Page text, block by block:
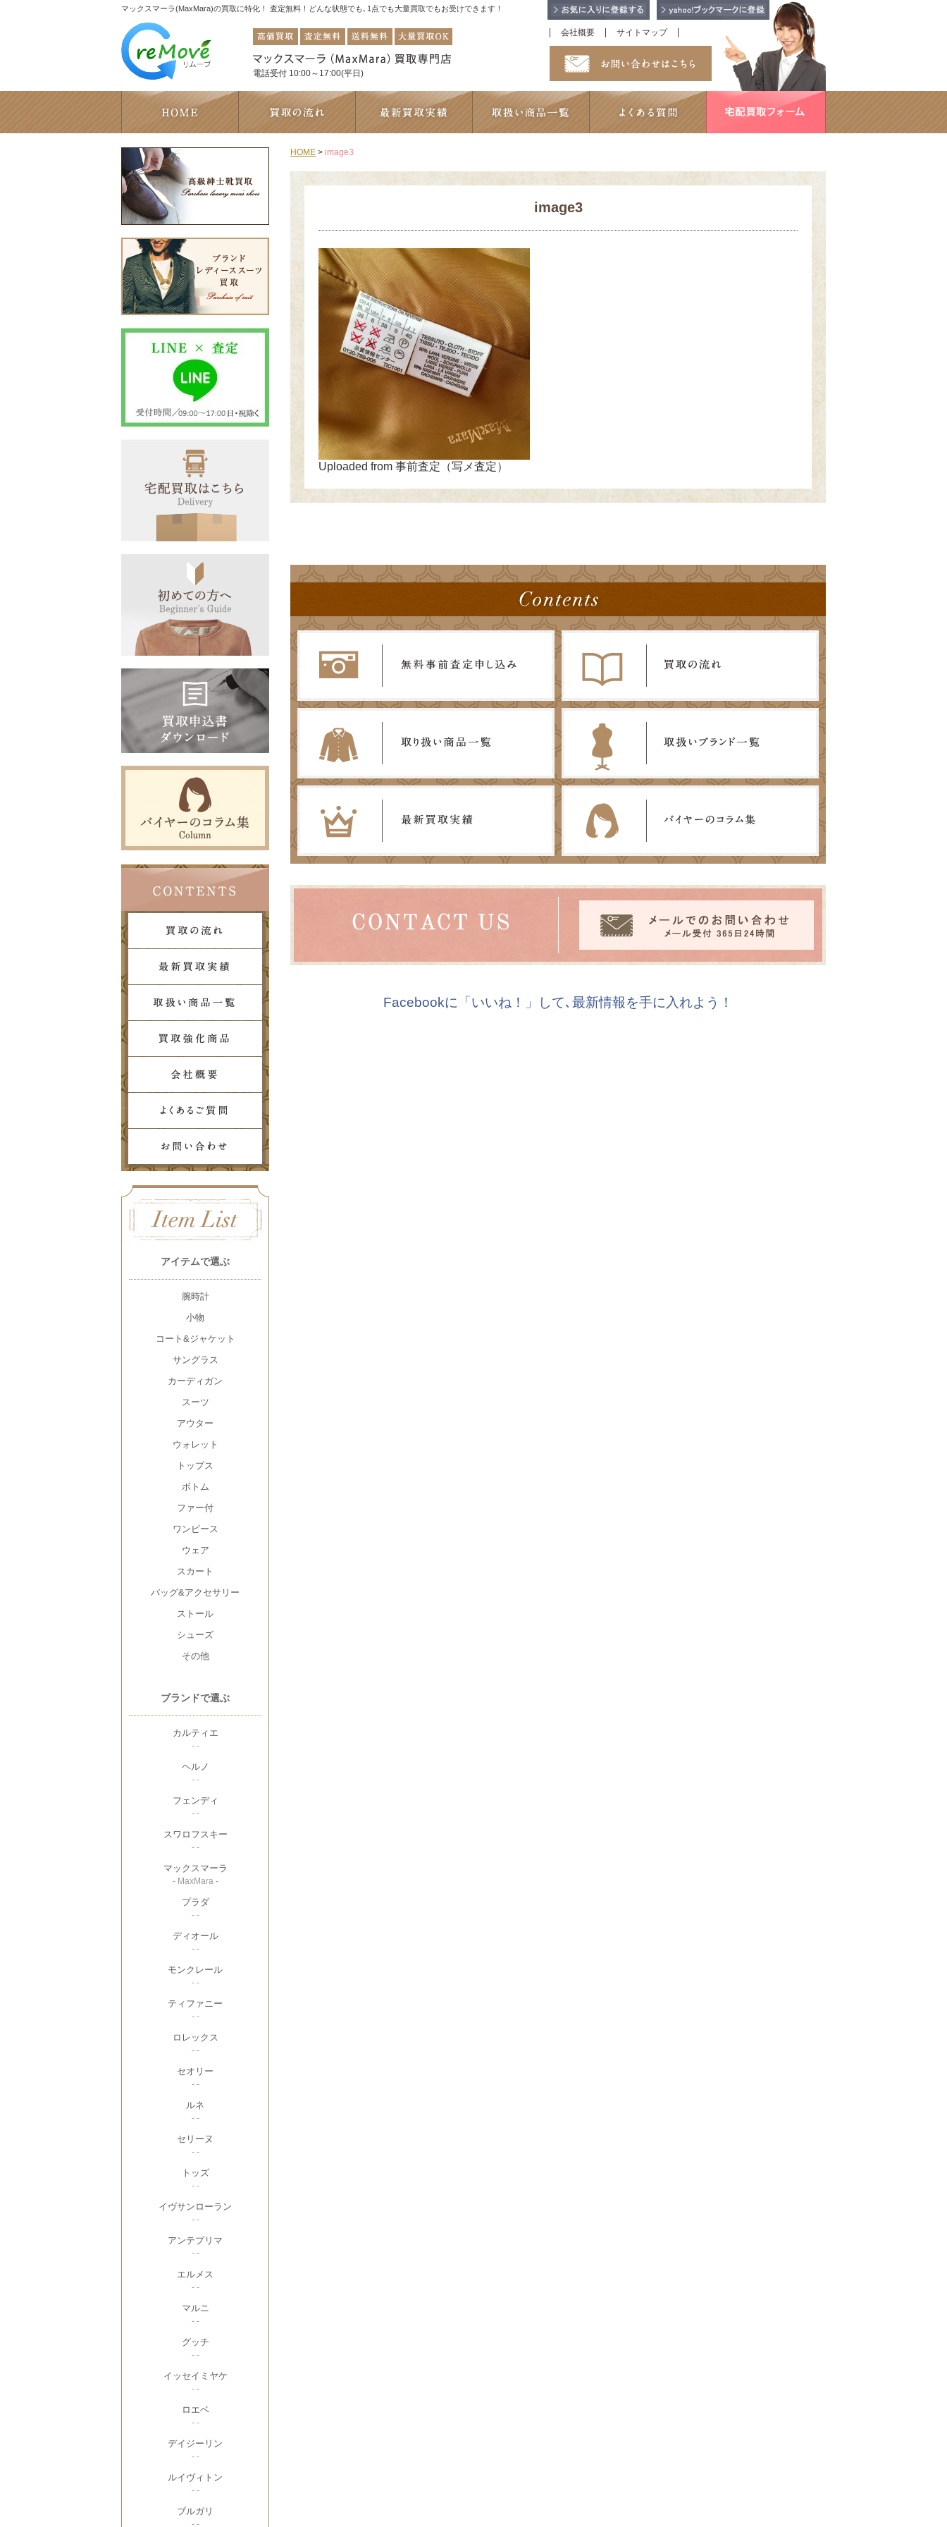
マックスマーラ(MaxMara)の買取に特化！ 査定無料！どんな状態でも､1点でも大量買取でもお受けできます！
電話受付 10:00～17:00(平日)
会社概要 サイトマップ
HOME > image3
image3
Uploaded from 事前査定（写メ査定）
Facebookに「いいね！」して､最新情報を手に入れよう！
アイテムで選ぶ
腕時計
小物
コート&ジャケット
サングラス
カーディガン
スーツ
アウター
ウォレット
トップス
ボトム
ファー付
ワンピース
ウェア
スカート
バッグ&アクセサリー
ストール
シューズ
その他
ブランドで選ぶ
カルティエ
- -
ヘルノ
- -
フェンディ
- -
スワロフスキー
- -
マックスマーラ
- MaxMara -
プラダ
- -
ディオール
- -
モンクレール
- -
ティファニー
- -
ロレックス
- -
セオリー
- -
ルネ
- -
セリーヌ
- -
トッズ
- -
イヴサンローラン
- -
アンテプリマ
- -
エルメス
- -
マルニ
- -
グッチ
- -
イッセイミヤケ
- -
ロエベ
- -
デイジーリン
- -
ルイヴィトン
- -
ブルガリ
- -